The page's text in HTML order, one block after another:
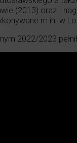
(2013) oraz I
m.in. w
2022/2023